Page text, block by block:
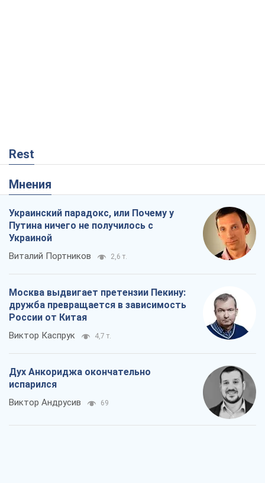
Rest
Мнения
Украинский парадокс, или Почему у
Путина ничего не получилось с
Украиной
Виталий Портников 2,6 т.
Москва выдвигает претензии Пекину:
дружба превращается в зависимость
России от Китая
Виктор Каспрук 4,7 т.
Дух Анкориджа окончательно
испарился
Виктор Андрусив 69